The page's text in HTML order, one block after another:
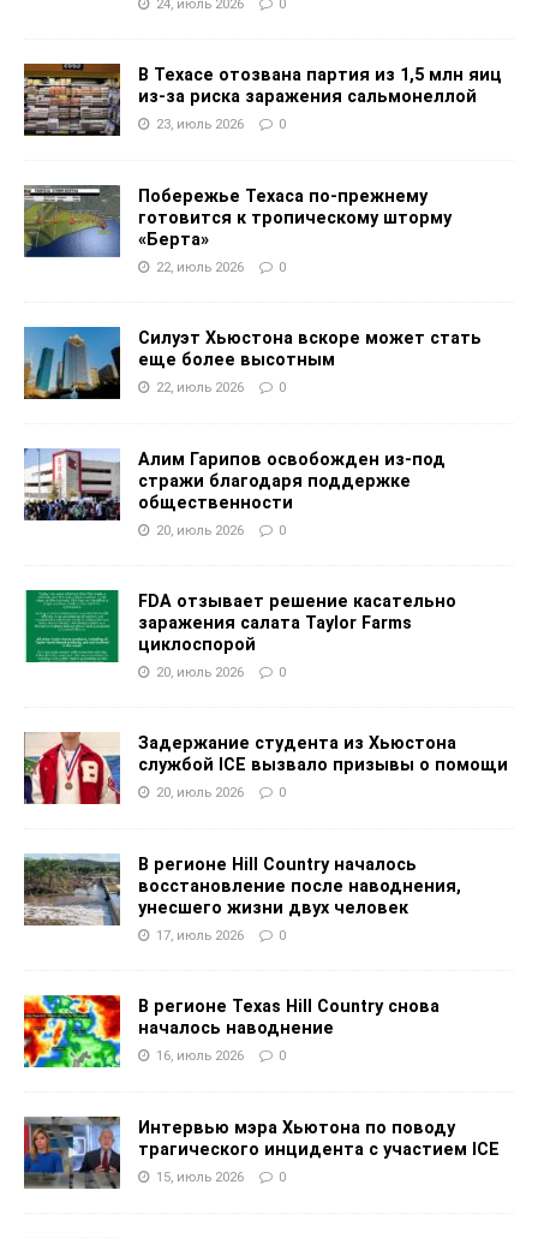
24, июль 2026 0
В Техасе отозвана партия из 1,5 млн яиц
из-за риска заражения сальмонеллой
23, июль 2026 0
Побережье Техаса по-прежнему
готовится к тропическому шторму
«Берта»
22, июль 2026 0
Силуэт Хьюстона вскоре может стать
еще более высотным
22, июль 2026 0
Алим Гарипов освобожден из-под
стражи благодаря поддержке
общественности
20, июль 2026 0
FDA отзывает решение касательно
заражения салата Taylor Farms
циклоспорой
20, июль 2026 0
Задержание студента из Хьюстона
службой ICE вызвало призывы о помощи
20, июль 2026 0
В регионе Hill Country началось
восстановление после наводнения,
унесшего жизни двух человек
17, июль 2026 0
В регионе Texas Hill Country снова
началось наводнение
16, июль 2026 0
Интервью мэра Хьютона по поводу
трагического инцидента с участием ICE
15, июль 2026 0